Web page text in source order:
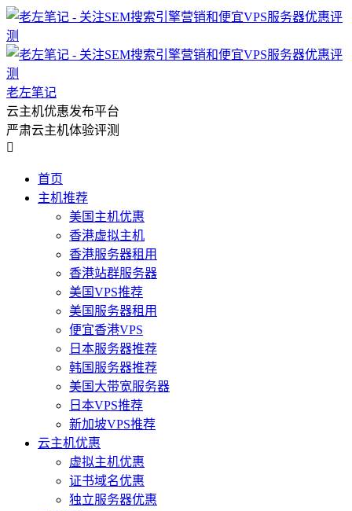
老左笔记
云主机优惠发布平台
严肃云主机体验评测

首页
主机推荐
美国主机优惠
香港虚拟主机
香港服务器租用
香港站群服务器
美国VPS推荐
美国服务器租用
便宜香港VPS
日本服务器推荐
韩国服务器推荐
美国大带宽服务器
日本VPS推荐
新加坡VPS推荐
云主机优惠
虚拟主机优惠
证书域名优惠
独立服务器优惠